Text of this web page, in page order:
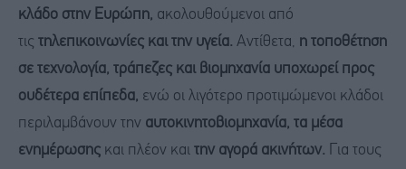
κλάδο στην Ευρώπη, ακολουθούμενοι από
τις τηλεπικοινωνίες και την υγεία. Αντίθετα, η τοποθέτηση
σε τεχνολογία, τράπεζες και βιομηχανία υποχωρεί προς
ουδέτερα επίπεδα, ενώ οι λιγότερο προτιμώμενοι κλάδοι
περιλαμβάνουν την αυτοκινητοβιομηχανία, τα μέσα
ενημέρωσης και πλέον και την αγορά ακινήτων. Για τους